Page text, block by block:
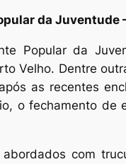
da Juventude
Popular da
Velho. Dentre
as recentes
o fechamento de
com